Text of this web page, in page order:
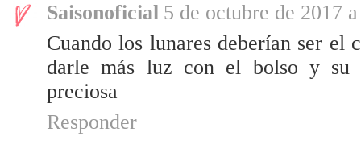
Saisonoficial 5 de octubre de 2017
Cuando los lunares deberían ser el
darle más luz con el bolso y su
preciosa
Responder